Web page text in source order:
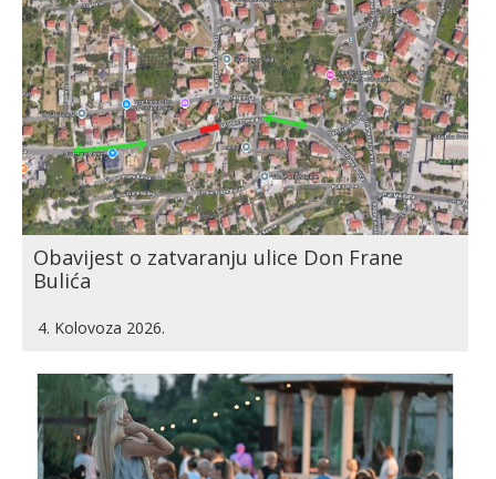
Obavijest o zatvaranju ulice Don Frane
Bulića
4. Kolovoza 2026.